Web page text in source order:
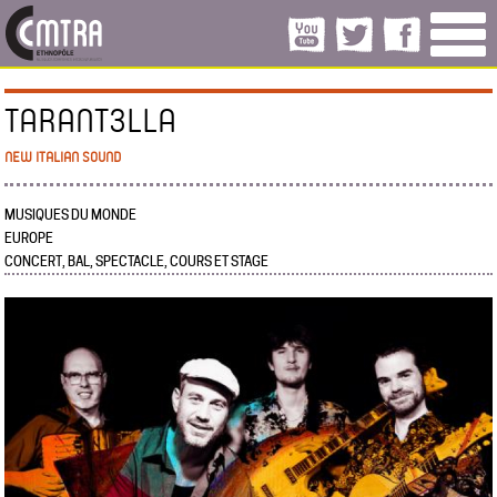
TARANT3LLA
NEW ITALIAN SOUND
MUSIQUES DU MONDE
EUROPE
CONCERT, BAL, SPECTACLE, COURS ET STAGE